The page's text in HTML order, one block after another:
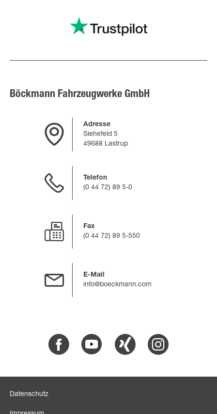
Böckmann Fahrzeugwerke GmbH
Adresse
Siehefeld 5
49688 Lastrup
Telefon
(0 44 72) 89 5-0
Fax
(0 44 72) 89 5-550
E-Mail
info@boeckmann.com
Facebook Youtube Xing Instagram
Datenschutz